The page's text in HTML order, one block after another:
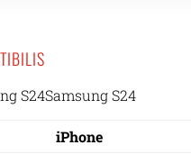
S24Samsung S24
iPhone